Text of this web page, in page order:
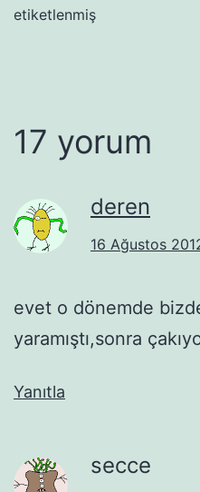
etiketlenmiş
17 yorum
deren
16 Ağustos
evet o dönemde
yaramıştı,sonra
Yanıtla
secce